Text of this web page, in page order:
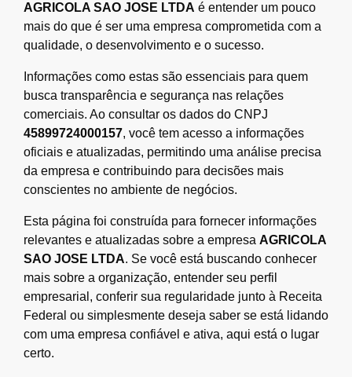
AGRICOLA SAO JOSE LTDA é entender um pouco
mais do que é ser uma empresa comprometida com a
qualidade, o desenvolvimento e o sucesso.
Informações como estas são essenciais para quem
busca transparência e segurança nas relações
comerciais. Ao consultar os dados do CNPJ
45899724000157, você tem acesso a informações
oficiais e atualizadas, permitindo uma análise precisa
da empresa e contribuindo para decisões mais
conscientes no ambiente de negócios.
Esta página foi construída para fornecer informações
relevantes e atualizadas sobre a empresa AGRICOLA
SAO JOSE LTDA. Se você está buscando conhecer
mais sobre a organização, entender seu perfil
empresarial, conferir sua regularidade junto à Receita
Federal ou simplesmente deseja saber se está lidando
com uma empresa confiável e ativa, aqui está o lugar
certo.